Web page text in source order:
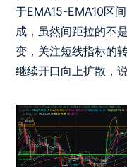
于EMA15-EMA10区
成，虽然间距拉的不
变，关注短线指标的
继续开口向上扩散，